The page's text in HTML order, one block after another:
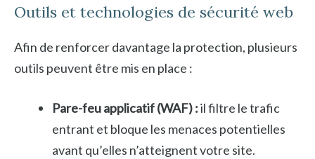
Outils et technologies de sécurité web
Afin de renforcer davantage la protection, plusieurs
outils peuvent être mis en place :
Pare-feu applicatif (WAF) :il filtre le trafic
entrant et bloque les menaces potentielles
avant qu’elles n’atteignent votre site.